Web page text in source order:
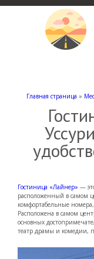
Главная страница »
Гостиница «Лайнер» —
расположенный в самом
комфортабельные
Расположена в самом
основных
театр драмы и комедии,